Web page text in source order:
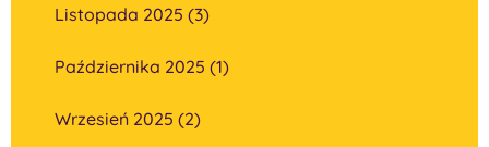
Listopada 2025 (3)
Października 2025 (1)
Wrzesień 2025 (2)